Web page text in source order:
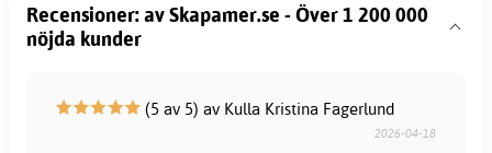
Recensioner: av Skapamer.se - Över 1 200 000
nöjda kunder
(5 av 5) av Kulla Kristina Fagerlund
2026-04-18